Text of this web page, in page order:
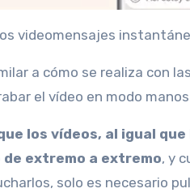
videomensajes
a cómo se realiza con
el vídeo en modo
los vídeos, al igual
extremo a extremo, y
solo es necesario